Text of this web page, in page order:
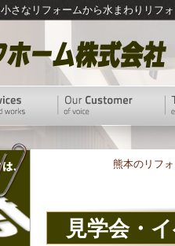
小さなリフォームから水まわりリフ
熊本のリフ
見学会・